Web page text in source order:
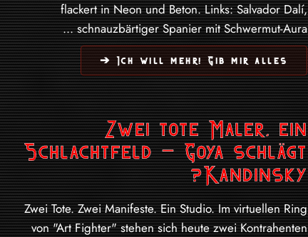
flackert in Neon und Beton. Links: Salvador Dalí,
schnauzbärtiger Spanier mit Schwermut-Aura ...
Ich will mehr! Gib mir alles ➔
Zwei tote Maler, ein
Schlachtfeld – Goya schlägt
Kandinsky?
Zwei Tote. Zwei Manifeste. Ein Studio. Im virtuellen Ring
von "Art Fighter" stehen sich heute zwei Kontrahenten